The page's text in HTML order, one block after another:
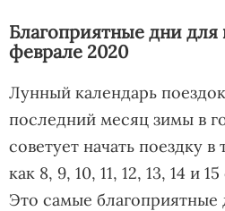
Благоприятные дни для
феврале 2020
Лунный календарь
последний месяц зимы в
советует начать поездку
как 8, 9, 10, 11, 12, 13, 14 и
Это самые благоприятные